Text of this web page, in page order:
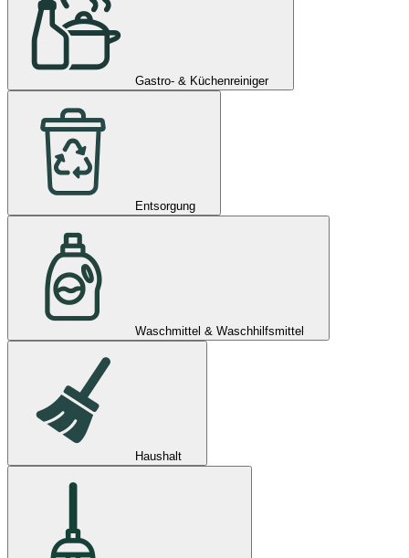
Gastro- & Küchenreiniger
Entsorgung
Waschmittel & Waschhilfsmittel
Haushalt